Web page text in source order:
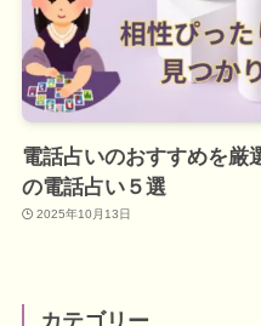
電話占いのおすすめを厳
の電話占い５選
2025年10月13日